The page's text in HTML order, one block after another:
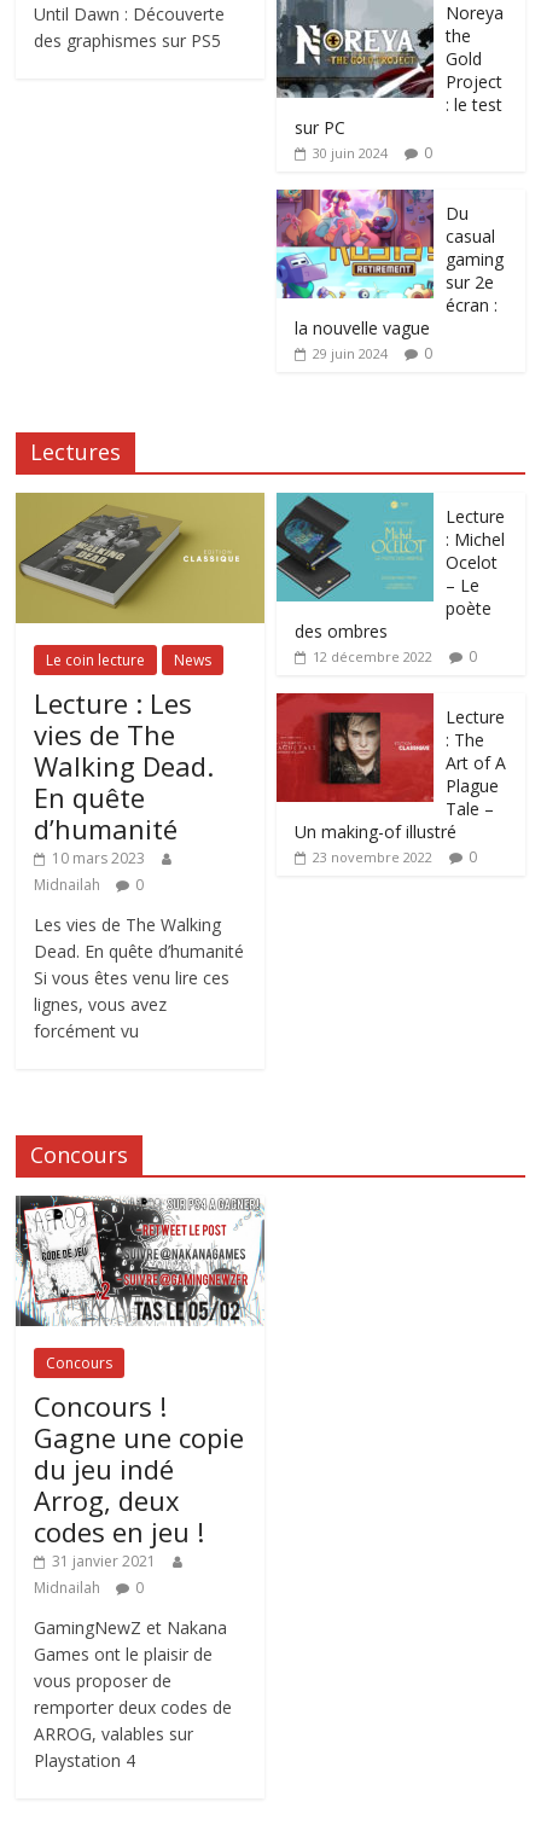
Until Dawn : Découverte
des graphismes sur PS5
Noreya
the
Gold
Project
: le test
sur PC
30 juin 2024 0
Du
casual
gaming
sur 2e
écran :
la nouvelle vague
29 juin 2024 0
Lectures
Le coin lecture News
Lecture : Les
vies de The
Walking Dead.
En quête
d’humanité
10 mars 2023
Midnailah
0
Les vies de The Walking
Dead. En quête d’humanité
Si vous êtes venu lire ces
lignes, vous avez
forcément vu
Lecture
: Michel
Ocelot
– Le
poète
des ombres
12 décembre 2022 0
Lecture
: The
Art of A
Plague
Tale –
Un making-of illustré
23 novembre 2022 0
Concours
Concours
Concours !
Gagne une copie
du jeu indé
Arrog, deux
codes en jeu !
31 janvier 2021
Midnailah
0
GamingNewZ et Nakana
Games ont le plaisir de
vous proposer de
remporter deux codes de
ARROG, valables sur
Playstation 4